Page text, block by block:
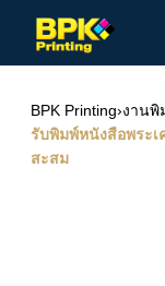
BPK Printing›งานพิ
รับพิมพ์หนังสือพระ
สะสม